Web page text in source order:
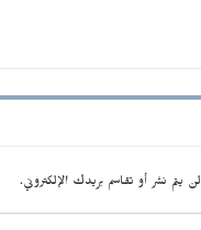
لن يتم نشر أو تقاسم بريدك الإلكتروني.